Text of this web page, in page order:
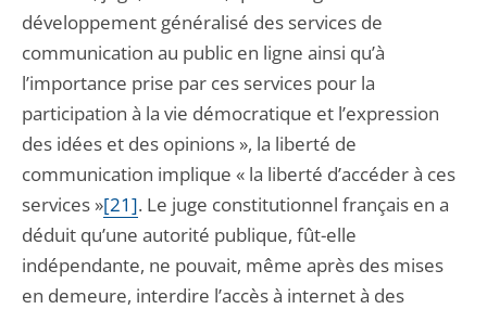
développement généralisé des services de
communication au public en ligne ainsi qu’à
l’importance prise par ces services pour la
participation à la vie démocratique et l’expression
des idées et des opinions », la liberté de
communication implique « la liberté d’accéder à ces
services »[21]. Le juge constitutionnel français en a
déduit qu’une autorité publique, fût-elle
indépendante, ne pouvait, même après des mises
en demeure, interdire l’accès à internet à des